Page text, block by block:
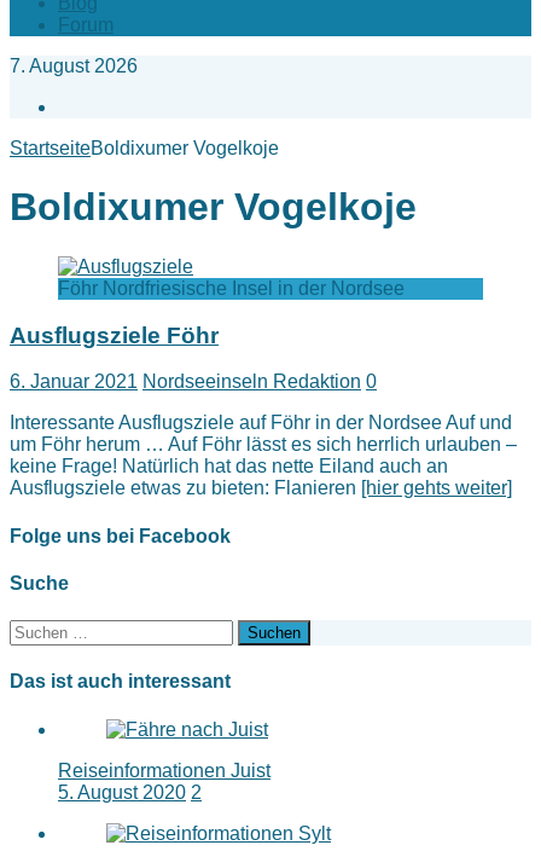
Forum
7. August 2026
StartseiteBoldixumer Vogelkoje
Boldixumer Vogelkoje
Föhr Nordfriesische Insel in der Nordsee
Ausflugsziele Föhr
6. Januar 2021 Nordseeinseln Redaktion 0
Interessante Ausflugsziele auf Föhr in der Nordsee Auf und
um Föhr herum … Auf Föhr lässt es sich herrlich urlauben –
keine Frage! Natürlich hat das nette Eiland auch an
Ausflugsziele etwas zu bieten: Flanieren [hier gehts weiter]
Folge uns bei Facebook
Suche
Suchen
nach:
Das ist auch interessant
Reiseinformationen Juist
5. August 2020 2